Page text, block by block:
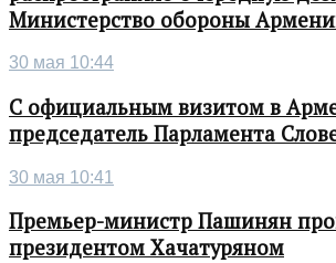
Министерство обороны
30 мая 10:44
С официальным визитом в
председатель Парламента
30 мая 10:41
Премьер-министр Пашинян
президентом Хачатуряном